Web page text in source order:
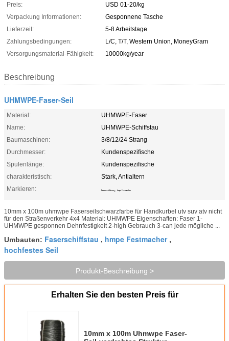
Preis:
USD 01-20/kg
Verpackung Informationen:
Gesponnene Tasche
Lieferzeit:
5-8 Arbeitstage
Zahlungsbedingungen:
L/C, T/T, Western Union, MoneyGram
Versorgungsmaterial-Fähigkeit:
10000kg/year
Beschreibung
UHMWPE-Faser-Seil
Material:
UHMWPE-Faser
Name:
UHMWPE-Schiffstau
Baumaschinen:
3/8/12/24 Strang
Durchmesser:
Kundenspezifische
Spulenlänge:
Kundenspezifische
charakteristisch:
Stark, Antialtern
Markieren:
Faserschiffstau , hmpe Festmacher
10mm x 100m uhmwpe Faserseilschwarzfarbe für Handkurbel utv suv atv nicht
für den Straßenverkehr 4x4 Material: UHMWPE Eigenschaften: Faser 1-
UHMWPE gesponnen Dehnfestigkeit 2-high Gebrauch 3-can jede mögliche ...
Umbauten: Faserschiffstau , hmpe Festmacher,
hochfestes Seil
Produkt-Beschreibung >
Erhalten Sie den besten Preis für
10mm x 100m Uhmwpe Faser-